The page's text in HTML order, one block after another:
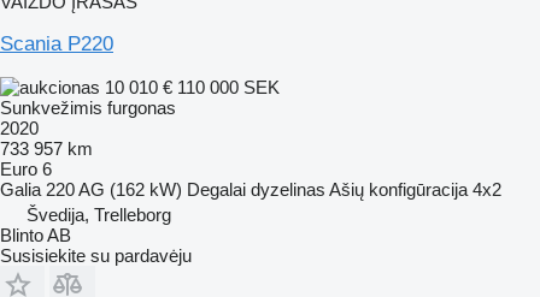
Scania P220
10 010 € 110 000 SEK
Sunkvežimis furgonas
2020
733 957 km
Euro 6
Galia 220 AG (162 kW) Degalai dyzelinas Ašių konfigūracija 4x2
Švedija, Trelleborg
Blinto AB
Susisiekite su pardavėju